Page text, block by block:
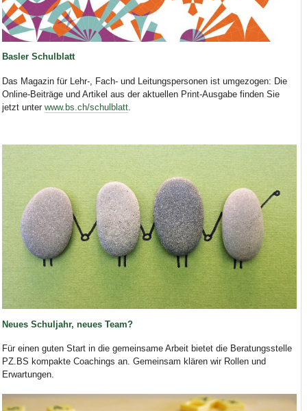
Basler Schulblatt
Das Magazin für Lehr-, Fach- und Leitungspersonen ist umgezogen: Die
Online-Beiträge und Artikel aus der aktuellen Print-Ausgabe finden Sie
jetzt unter www.bs.ch/schulblatt.
Neues Schuljahr, neues Team?
Für einen guten Start in die gemeinsame Arbeit bietet die Beratungsstelle
PZ.BS kompakte Coachings an. Gemeinsam klären wir Rollen und
Erwartungen.